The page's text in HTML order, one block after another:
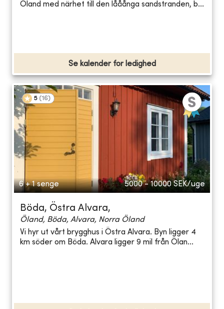
Öland med närhet till den lååånga sandstranden, b...
Se kalender for ledighed
5 (16)
6 + 1 senge 5000 - 10000 SEK/uge
Böda, Östra Alvara,
Öland, Böda, Alvara, Norra Öland
Vi hyr ut vårt brygghus i Östra Alvara. Byn ligger 4
km söder om Böda. Alvara ligger 9 mil från Ölan...